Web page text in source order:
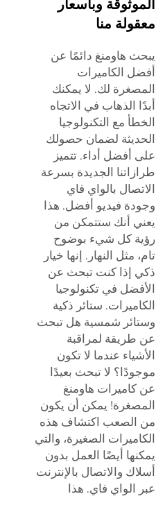
الموثوقة وبأسعار
معقولة منا
يبحث هاومنغ دائمًا عن
أفضل الكاميرات
المصغرة لك. لا يمكنك
أبدًا الذهاب في الاتجاه
الخطأ مع التكنولوجيا
الحديثة لضمان حصولك
على أفضل أداء. تتميز
طرازاتنا الجديدة بسرعة
الاتصال بالواي فاي
وجودة فيديو أفضل. هذا
يعني أنك ستتمكن من
رؤية كل شيء بوضوح
تام، مثل النهار. إنها خيار
ذكي إذا كنت تبحث عن
الأفضل في تكنولوجيا
الكاميرات. ستائر ذكية
وستائر شمسية هل تبحث
عن طريقة لمراقبة
الأشياء عندما لا تكون
موجودًا؟ لا تبحث بعيدًا
عن كاميرات هاومنغ
المصغرة! يمكن أن يكون
من الصعب اكتشاف هذه
الكاميرات الصغيرة، والتي
يمكنها أيضًا العمل بدون
أسلاك والاتصال بالإنترنت
عبر الواي فاي. هذا